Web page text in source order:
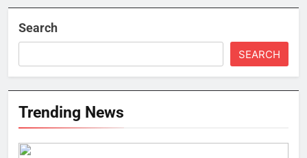
Search
SEARCH
Trending News